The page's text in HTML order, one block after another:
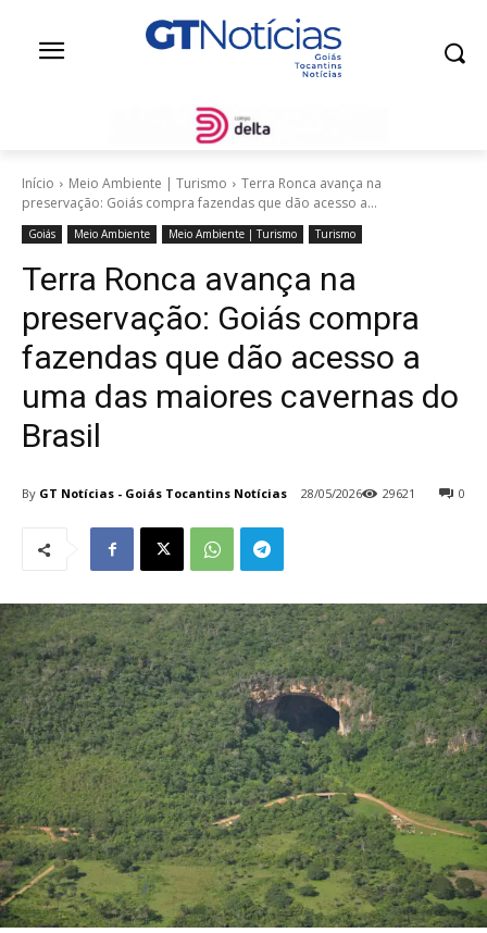
Início Meio Ambiente | Turismo
Terra Ronca avança na
preservação: Goiás compra fazendas que dão acesso a...
Goiás Meio Ambiente Meio Ambiente | Turismo Turismo
Terra Ronca avança na
preservação: Goiás compra
fazendas que dão acesso a
uma das maiores cavernas do
Brasil
By GT Notícias - Goiás Tocantins Notícias 28/05/2026 0
29621